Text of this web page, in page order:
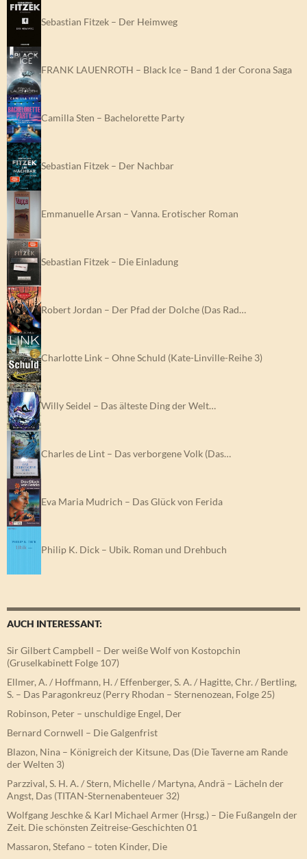
Sebastian Fitzek – Der Heimweg
FRANK LAUENROTH – Black Ice – Band 1 der Corona Saga
Camilla Sten – Bachelorette Party
Sebastian Fitzek – Der Nachbar
Emmanuelle Arsan – Vanna. Erotischer Roman
Sebastian Fitzek – Die Einladung
Robert Jordan – Der Pfad der Dolche (Das Rad…
Charlotte Link – Ohne Schuld (Kate-Linville-Reihe 3)
Willy Seidel – Das älteste Ding der Welt…
Charles de Lint – Das verborgene Volk (Das…
Eva Maria Mudrich – Das Glück von Ferida
Philip K. Dick – Ubik. Roman und Drehbuch
AUCH INTERESSANT:
Sir Gilbert Campbell – Der weiße Wolf von Kostopchin
(Gruselkabinett Folge 107)
Ellmer, A. / Hoffmann, H. / Effenberger, S. A. / Hagitte, Chr. / Bertling,
S. – Das Paragonkreuz (Perry Rhodan – Sternenozean, Folge 25)
Robinson, Peter – unschuldige Engel, Der
Bernard Cornwell – Die Galgenfrist
Blazon, Nina – Königreich der Kitsune, Das (Die Taverne am Rande
der Welten 3)
Parzzival, S. H. A. / Stern, Michelle / Martyna, Andrä – Lächeln der
Angst, Das (TITAN-Sternenabenteuer 32)
Wolfgang Jeschke & Karl Michael Armer (Hrsg.) – Die Fußangeln der
Zeit. Die schönsten Zeitreise-Geschichten 01
Massaron, Stefano – toten Kinder, Die